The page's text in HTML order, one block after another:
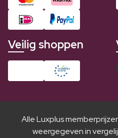
Veilig shoppen
Alle Luxplus
weergegeven in